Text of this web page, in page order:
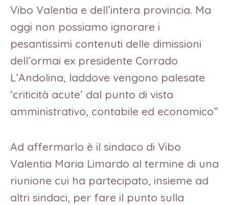
Vibo Valentia e dell’intera provincia. Ma
oggi non possiamo ignorare i
pesantissimi contenuti delle dimissioni
dell’ormai ex presidente Corrado
L’Andolina, laddove vengono palesate
‘criticità acute’ dal punto di vista
amministrativo, contabile ed economico”
Ad affermarlo è il sindaco di Vibo
Valentia Maria Limardo al termine di una
riunione cui ha partecipato, insieme ad
altri sindaci, per fare il punto sulla